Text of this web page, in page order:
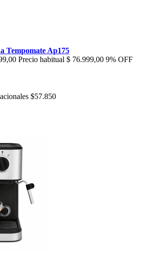
Tempomate Ap175
Precio habitual $ 76.999,00 9% OFF
$57.850